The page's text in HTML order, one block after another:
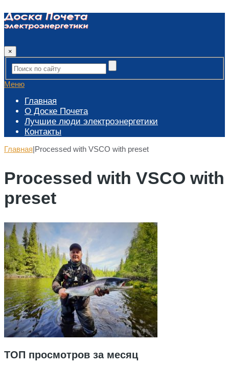
×
Меню
Главная
О Доске Почета
Лучшие люди электроэнергетики
Контакты
Главная|Processed with VSCO with preset
Processed with VSCO with
preset
ТОП просмотров за месяц